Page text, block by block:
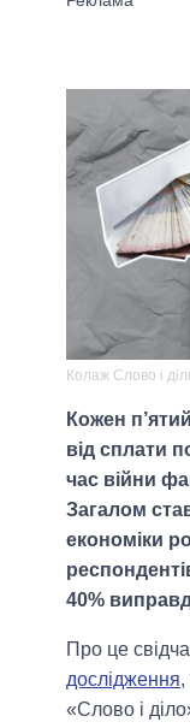
Колаж Слово і
Кожен
від сплати
час війни
Загалом
економіки
40%
Про це
дослідження,
«Слово і